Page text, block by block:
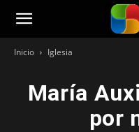
Noticias251
Inicio Iglesia
María
por